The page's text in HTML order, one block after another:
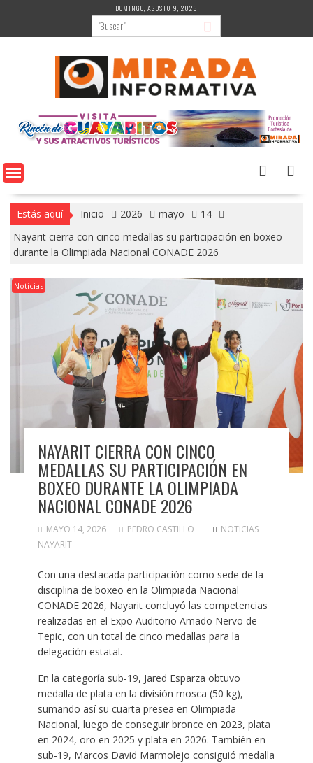
contenido
DOMINGO, AGOSTO 9, 2026
Estás aquí Inicio 2026 mayo
14
Nayarit cierra con cinco medallas su participación en boxeo
durante la Olimpiada Nacional CONADE 2026
Noticias
NAYARIT CIERRA CON CINCO
MEDALLAS SU PARTICIPACIÓN EN
BOXEO DURANTE LA OLIMPIADA
NACIONAL CONADE 2026
MAYO 14, 2026 PEDRO CASTILLO
NOTICIAS
NAYARIT
Con una destacada participación como sede de la
disciplina de boxeo en la Olimpiada Nacional
CONADE 2026, Nayarit concluyó las competencias
realizadas en el Expo Auditorio Amado Nervo de
Tepic, con un total de cinco medallas para la
delegación estatal.
En la categoría sub-19, Jared Esparza obtuvo
medalla de plata en la división mosca (50 kg),
sumando así su cuarta presea en Olimpiada
Nacional, luego de conseguir bronce en 2023, plata
en 2024, oro en 2025 y plata en 2026. También en
sub-19, Marcos David Marmolejo consiguió medalla